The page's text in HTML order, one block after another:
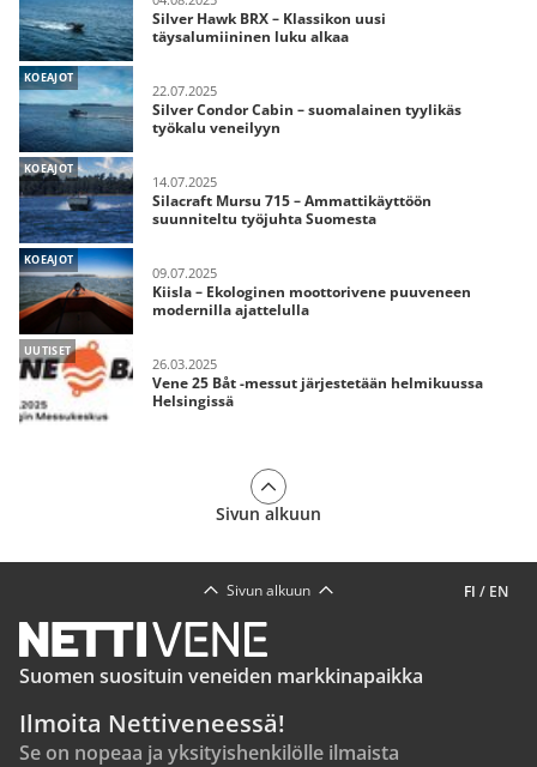
Silver Hawk BRX – Klassikon uusi
täysalumiininen luku alkaa
KOEAJOT
22.07.2025
Silver Condor Cabin – suomalainen tyylikäs
työkalu veneilyyn
KOEAJOT
14.07.2025
Silacraft Mursu 715 – Ammattikäyttöön
suunniteltu työjuhta Suomesta
KOEAJOT
09.07.2025
Kiisla – Ekologinen moottorivene puuveneen
modernilla ajattelulla
UUTISET
26.03.2025
Vene 25 Båt -messut järjestetään helmikuussa
Helsingissä
Sivun alkuun
FI / EN
Sivun alkuun
Suomen suosituin veneiden markkinapaikka
Ilmoita Nettiveneessä!
Se on nopeaa ja yksityishenkilölle ilmaista